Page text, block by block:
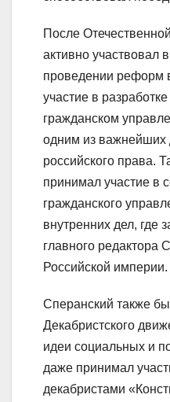
После
активно участвовал
проведении реформ
участие в
гражданском
одним из важнейших
российского права.
принимал участие в
гражданского
внутренних дел, где
главного редактора
Российской империи.
Сперанский также
Декабристского
идеи социальных и
даже принимал
декабристами